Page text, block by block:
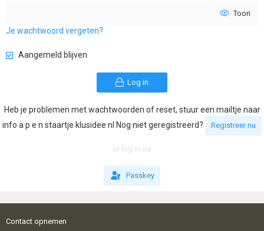
Toon
Je wachtwoord vergeten?
Aangemeld blijven
Log in
Heb je problemen met wachtwoorden of reset, stuur een mailtje naar
info a p e n staartje klusidee nl Nog niet geregistreerd?
Registreer nu
or log in via
Passkey
Contact opnemen